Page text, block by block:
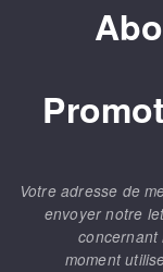
Votre adresse de
envoyer notre
concernant
moment